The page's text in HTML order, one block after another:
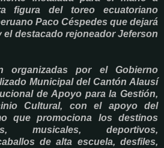
figura del toreo ecuatoriano
Paco Céspedes que dejará
el destacado rejoneador Jeferson
organizadas por el Gobierno
Municipal del Cantón Alausí
de Apoyo para la Gestión,
Cultural, con el apoyo del
que promociona los destinos
musicales, deportivos,
de alta escuela, desfiles,